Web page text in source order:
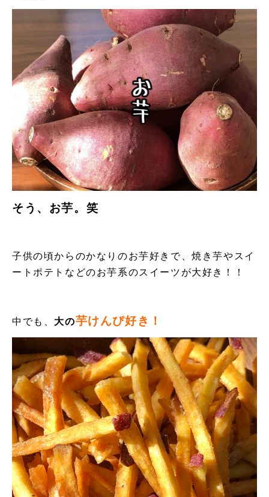
そう、お芋。笑
子供の頃からのかなりのお芋好きで、焼き芋やスイ
ートポテトなどのお芋系のスイーツが大好き！！
中でも、 大の芋けんぴ好き！